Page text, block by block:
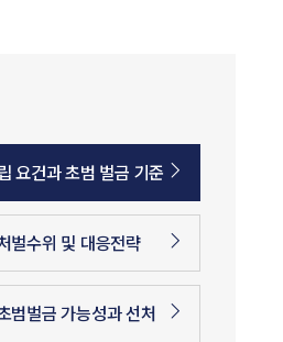
요건과 초범 벌금 기준
벌수위 및 대응전략
범벌금 가능성과 선처